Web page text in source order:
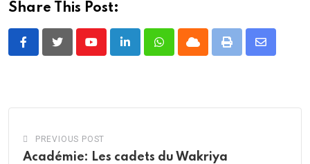
Share This Post:
YoutubeLinkedInWhatsappCloud Print
Share
PREVIOUS POST
Académie: Les cadets du Wakriya